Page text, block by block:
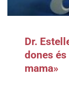
Dr.
dones
mama»